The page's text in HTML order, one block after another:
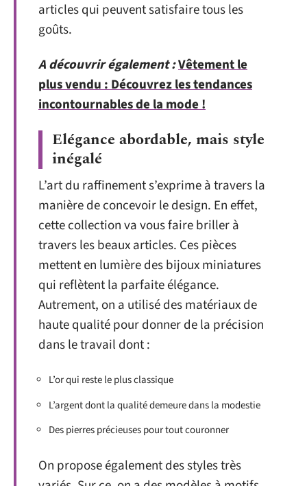
articles qui peuvent satisfaire tous les
goûts.
A découvrir également :Vêtement le
plus vendu : Découvrez les tendances
incontournables de la mode !
Elégance abordable, mais style
inégalé
L’art du raffinement s’exprime à travers la
manière de concevoir le design. En effet,
cette collection va vous faire briller à
travers les beaux articles. Ces pièces
mettent en lumière des bijoux miniatures
qui reflètent la parfaite élégance.
Autrement, on a utilisé des matériaux de
haute qualité pour donner de la précision
dans le travail dont :
L’or qui reste le plus classique
L’argent dont la qualité demeure dans la modestie
Des pierres précieuses pour tout couronner
On propose également des styles très